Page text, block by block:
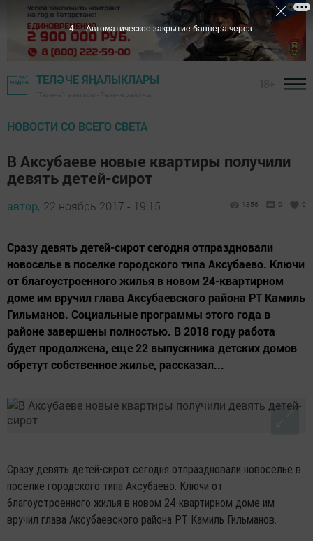
ТЕЛӘЧЕ ЯҢАЛЫКЛАРЫ
НОВОСТИ СО ВСЕГО СВЕТА
В Аксубаеве новые квартиры получили
девять детей-сирот
автор, 22 ноябрь 2017 - 19:15 1356 0 0
Сразу девять детей-сирот сегодня отпраздновали
новоселье в поселке городского типа Аксубаево. Ключи
от благоустроенного жилья в новом 24-квартирном
доме им вручил глава Аксубаевского района РТ Камиль
Гильманов. Социальные программы этого года в
районе завершены полностью. В 2018 году работа
будет продолжена, еще 22 выпускника детских домов
обретут собственное жилье, рассказал...
Сразу девять детей-сирот сегодня отпраздновали новоселье в
поселке городского типа Аксубаево. Ключи от
благоустроенного жилья в новом 24-квартирном доме им
вручил глава Аксубаевского района РТ Камиль Гильманов.
3 Автоматическое закрытие баннера через